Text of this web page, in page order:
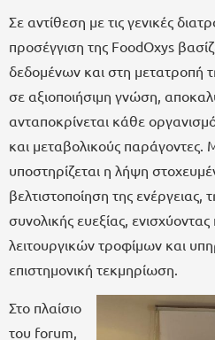
Σε αντίθεση με τις γενικές
προσέγγιση της FoodOxys
δεδομένων και στη μετατροπή
σε αξιοποιήσιμη γνώση,
ανταποκρίνεται κάθε
και μεταβολικούς παράγοντες.
υποστηρίζεται η λήψη
βελτιστοποίηση της ενέργειας,
συνολικής ευεξίας,
λειτουργικών τροφίμων και
επιστημονική τεκμηρίωση.
Στο πλαίσιο
του forum,